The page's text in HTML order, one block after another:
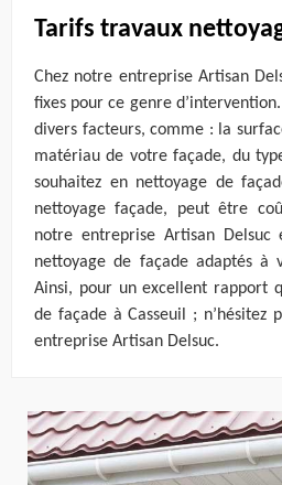
Tarifs travaux
Chez notre entreprise Artisan
fixes pour ce genre
divers facteurs, comme : la
matériau de votre façade, du
souhaitez en nettoyage de
nettoyage façade, peut être
notre entreprise Artisan Delsuc
nettoyage de façade adaptés à
Ainsi, pour un excellent rapport
de façade à Casseuil ;
entreprise Artisan Delsuc.